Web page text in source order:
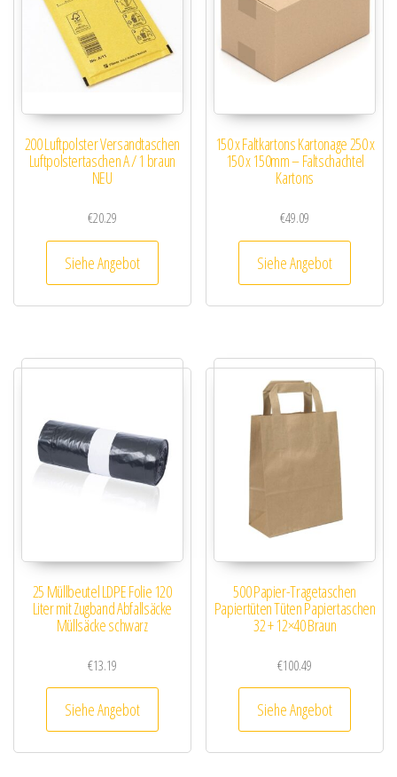
200 Luftpolster Versandtaschen
Luftpolstertaschen A / 1 braun
NEU
€20.29
Siehe Angebot
150 x Faltkartons Kartonage 250 x
150 x 150mm – Faltschachtel
Kartons
€49.09
Siehe Angebot
25 Müllbeutel LDPE Folie 120
Liter mit Zugband Abfallsäcke
Müllsäcke schwarz
€13.19
Siehe Angebot
500 Papier-Tragetaschen
Papiertüten Tüten Papiertaschen
32 + 12×40 Braun
€100.49
Siehe Angebot